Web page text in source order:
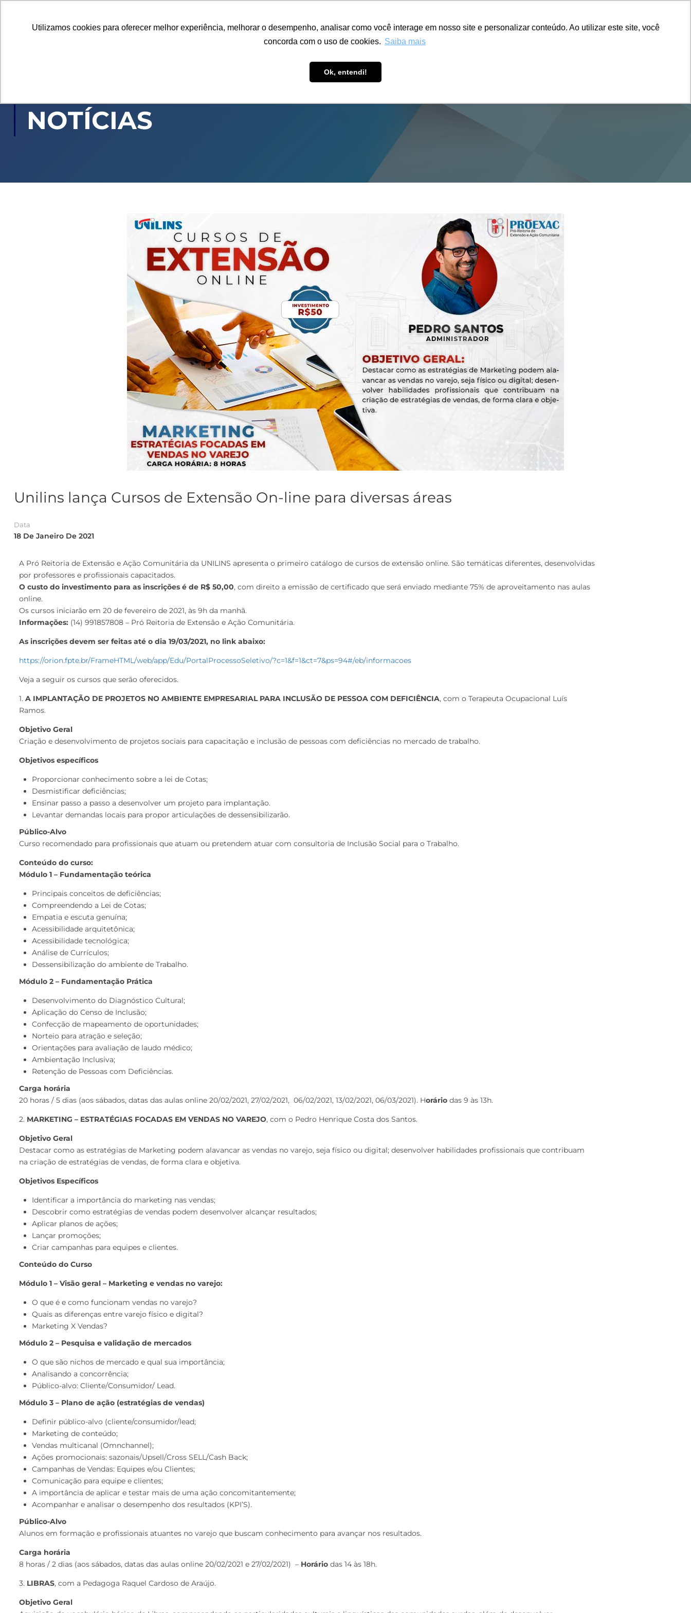
Utilizamos cookies para oferecer melhor experiência, melhorar o desempenho, analisar como você interage em nosso site e personalizar conteúdo. Ao utilizar este site, você
concorda com o uso de cookies. Saiba mais
Ok, entendi!
PÓS-GRADUAÇÃO CAPACITAÇÃO EXTENSÃO PESQUISA
NOTÍCIAS
Unilins lança Cursos de Extensão On-line para diversas áreas
Data
18 De Janeiro De 2021
A Pró Reitoria de Extensão e Ação Comunitária da UNILINS apresenta o primeiro catálogo de cursos de extensão online. São temáticas diferentes, desenvolvidas
por professores e profissionais capacitados.
O custo do investimento para as inscrições é de R$ 50,00, com direito a emissão de certificado que será enviado mediante 75% de aproveitamento nas aulas
online.
Os cursos iniciarão em 20 de fevereiro de 2021, às 9h da manhã.
Informações: (14) 991857808 – Pró Reitoria de Extensão e Ação Comunitária.
As inscrições devem ser feitas até o dia 19/03/2021, no link abaixo:
https://orion.fpte.br/FrameHTML/web/app/Edu/PortalProcessoSeletivo/?c=1&f=1&ct=7&ps=94#/eb/informacoes
Veja a seguir os cursos que serão oferecidos.
1. A IMPLANTAÇÃO DE PROJETOS NO AMBIENTE EMPRESARIAL PARA INCLUSÃO DE PESSOA COM DEFICIÊNCIA, com o Terapeuta Ocupacional Luís
Ramos.
Objetivo Geral
Criação e desenvolvimento de projetos sociais para capacitação e inclusão de pessoas com deficiências no mercado de trabalho.
Objetivos específicos
Proporcionar conhecimento sobre a lei de Cotas;
Desmistificar deficiências;
Ensinar passo a passo a desenvolver um projeto para implantação.
Levantar demandas locais para propor articulações de dessensibilizarão.
Público-Alvo
Curso recomendado para profissionais que atuam ou pretendem atuar com consultoria de Inclusão Social para o Trabalho.
Conteúdo do curso:
Módulo 1 – Fundamentação teórica
Principais conceitos de deficiências;
Compreendendo a Lei de Cotas;
Empatia e escuta genuína;
Acessibilidade arquitetônica;
Acessibilidade tecnológica;
Análise de Currículos;
Dessensibilização do ambiente de Trabalho.
Módulo 2 – Fundamentação Prática
Desenvolvimento do Diagnóstico Cultural;
Aplicação do Censo de Inclusão;
Confecção de mapeamento de oportunidades;
Norteio para atração e seleção;
Orientações para avaliação de laudo médico;
Ambientação Inclusiva;
Retenção de Pessoas com Deficiências.
Carga horária
20 horas / 5 dias (aos sábados, datas das aulas online 20/02/2021, 27/02/2021, 06/02/2021, 13/02/2021, 06/03/2021). Horário das 9 às 13h.
2. MARKETING – ESTRATÉGIAS FOCADAS EM VENDAS NO VAREJO, com o Pedro Henrique Costa dos Santos.
Objetivo Geral
Destacar como as estratégias de Marketing podem alavancar as vendas no varejo, seja físico ou digital; desenvolver habilidades profissionais que contribuam
na criação de estratégias de vendas, de forma clara e objetiva.
Objetivos Específicos
Identificar a importância do marketing nas vendas;
Descobrir como estratégias de vendas podem desenvolver alcançar resultados;
Aplicar planos de ações;
Lançar promoções;
Criar campanhas para equipes e clientes.
Conteúdo do Curso
Módulo 1 – Visão geral – Marketing e vendas no varejo:
O que é e como funcionam vendas no varejo?
Quais as diferenças entre varejo físico e digital?
Marketing X Vendas?
Módulo 2 – Pesquisa e validação de mercados
O que são nichos de mercado e qual sua importância;
Analisando a concorrência;
Público-alvo: Cliente/Consumidor/ Lead.
Módulo 3 – Plano de ação (estratégias de vendas)
Definir público-alvo (cliente/consumidor/lead;
Marketing de conteúdo;
Vendas multicanal (Omnchannel);
Ações promocionais: sazonais/Upsell/Cross SELL/Cash Back;
Campanhas de Vendas: Equipes e/ou Clientes;
Comunicação para equipe e clientes;
A importância de aplicar e testar mais de uma ação concomitantemente;
Acompanhar e analisar o desempenho dos resultados (KPI’S).
Público-Alvo
Alunos em formação e profissionais atuantes no varejo que buscam conhecimento para avançar nos resultados.
Carga horária
8 horas / 2 dias (aos sábados, datas das aulas online 20/02/2021 e 27/02/2021) – Horário das 14 às 18h.
3. LIBRAS, com a Pedagoga Raquel Cardoso de Araújo.
Objetivo Geral